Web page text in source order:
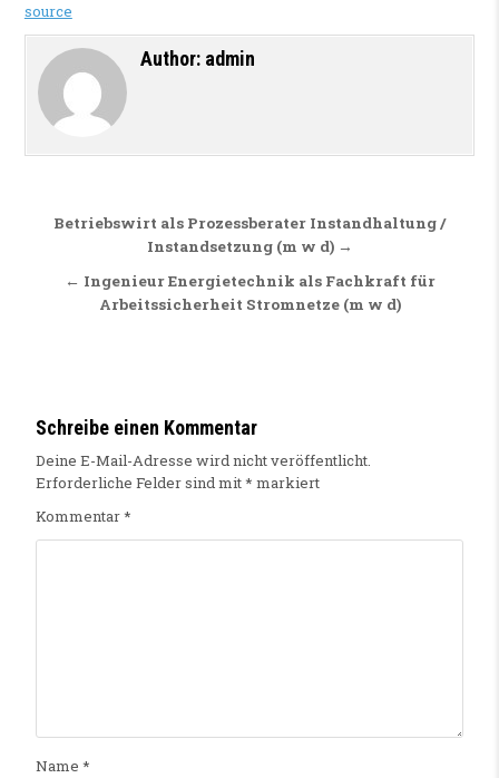
source
Author: admin
Beitragsnavigation
Betriebswirt als Prozessberater Instandhaltung /
Instandsetzung (m w d) →
← Ingenieur Energietechnik als Fachkraft für
Arbeitssicherheit Stromnetze (m w d)
Schreibe einen Kommentar
Deine E-Mail-Adresse wird nicht veröffentlicht.
Erforderliche Felder sind mit* markiert
Kommentar*
Name *